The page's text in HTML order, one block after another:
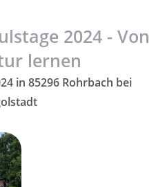
2024 - Von
lernen
in 85296 Rohrbach bei